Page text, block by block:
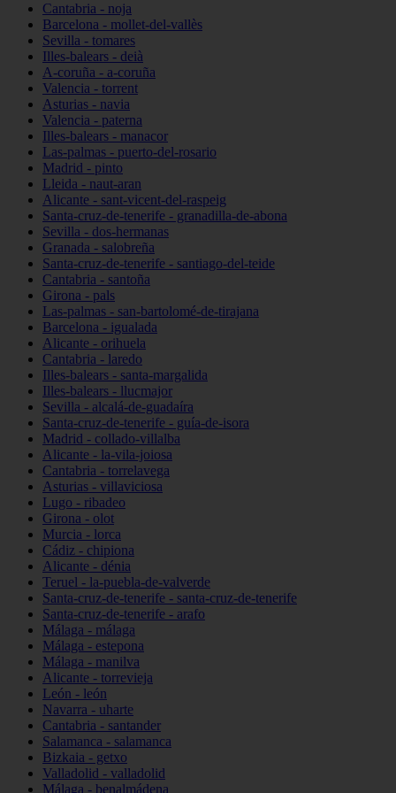
Cantabria - noja
Barcelona - mollet-del-vallès
Sevilla - tomares
Illes-balears - deià
A-coruña - a-coruña
Valencia - torrent
Asturias - navia
Valencia - paterna
Illes-balears - manacor
Las-palmas - puerto-del-rosario
Madrid - pinto
Lleida - naut-aran
Alicante - sant-vicent-del-raspeig
Santa-cruz-de-tenerife - granadilla-de-abona
Sevilla - dos-hermanas
Granada - salobreña
Santa-cruz-de-tenerife - santiago-del-teide
Cantabria - santoña
Girona - pals
Las-palmas - san-bartolomé-de-tirajana
Barcelona - igualada
Alicante - orihuela
Cantabria - laredo
Illes-balears - santa-margalida
Illes-balears - llucmajor
Sevilla - alcalá-de-guadaíra
Santa-cruz-de-tenerife - guía-de-isora
Madrid - collado-villalba
Alicante - la-vila-joiosa
Cantabria - torrelavega
Asturias - villaviciosa
Lugo - ribadeo
Girona - olot
Murcia - lorca
Cádiz - chipiona
Alicante - dénia
Teruel - la-puebla-de-valverde
Santa-cruz-de-tenerife - santa-cruz-de-tenerife
Santa-cruz-de-tenerife - arafo
Málaga - málaga
Málaga - estepona
Málaga - manilva
Alicante - torrevieja
León - león
Navarra - uharte
Cantabria - santander
Salamanca - salamanca
Bizkaia - getxo
Valladolid - valladolid
Málaga - benalmádena